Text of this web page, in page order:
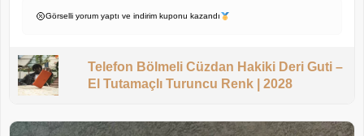
Görselli yorum yaptı ve indirim kuponu kazandı
Telefon Bölmeli Cüzdan Hakiki Deri Guti –
El Tutamaçlı Turuncu Renk | 2028